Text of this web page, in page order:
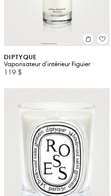
DIPTYQUE
Vaporisateur d'intérieur Figuier
119 $